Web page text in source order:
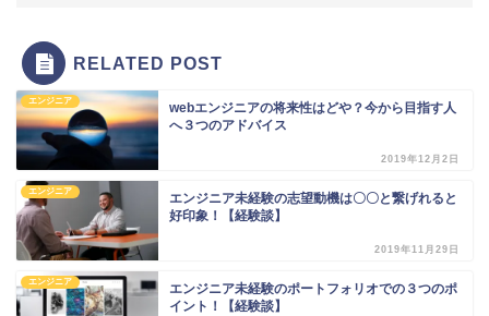
RELATED POST
エンジニア
webエンジニアの将来性はどや？今から目指す人
へ３つのアドバイス
2019年12月2日
エンジニア
エンジニア未経験の志望動機は〇〇と繋げれると
好印象！【経験談】
2019年11月29日
エンジニア
エンジニア未経験のポートフォリオでの３つのポ
イント！【経験談】